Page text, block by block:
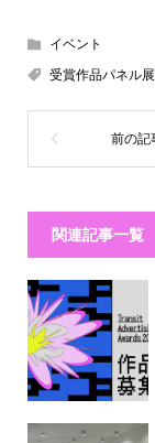
イベント
受賞作品パネル展
関連記事一覧